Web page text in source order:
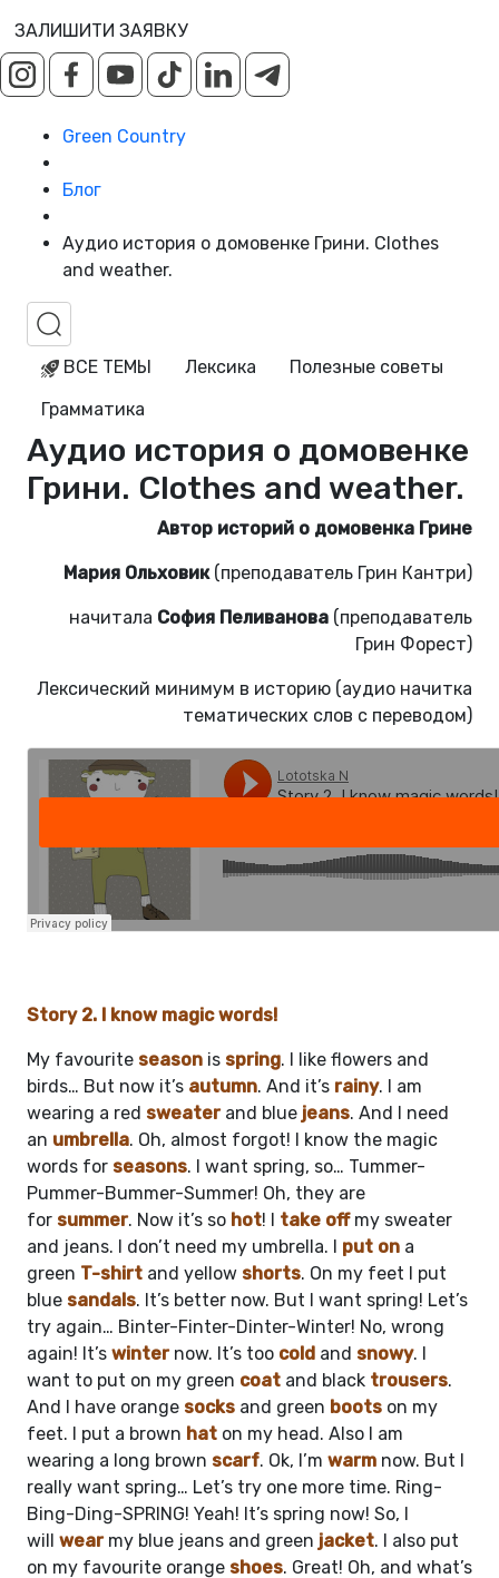
ЗАЛИШИТИ ЗАЯВКУ
Green Country
Блог
Aудио история о домовенке Грини. Clothes
and weather.
ВСЕ ТЕМЫ Лексика
Полезные советы
Грамматика
Aудио история о домовенке
Грини. Clothes and weather.
Автор историй о домовенка Грине
Мария Ольховик(преподаватель Грин Кантри)
начитала София Пеливанова (преподаватель
Грин Форест)
Лексический минимум в историю (аудио начитка
тематических слов с переводом)
Story 2. I know magic words!
My favourite season is spring. I like flowers and
birds… But now it’s autumn. And it’s rainy. I am
wearing a red sweaterand blue jeans. And I need
an umbrella. Oh, almost forgot! I know the magic
words for seasons. I want spring, so… Tummer-
Pummer-Bummer-Summer! Oh, they are
for summer. Now it’s so hot! I take off my sweater
and jeans. I don’t need my umbrella. I put on a
green T-shirt and yellow shorts. On my feet I put
blue sandals. It’s better now. But I want spring! Let’s
try again… Binter-Finter-Dinter-Winter! No, wrong
again! It’s winternow. It’s too cold and snowy. I
want to put on my green coat and black trousers.
And I have orange socks and green boots on my
feet. I put a brown hat on my head. Also I am
wearing a long brown scarf. Ok, I’m warm now. But I
really want spring… Let’s try one more time. Ring-
Bing-Ding-SPRING! Yeah! It’s spring now! So, I
will wearmy blue jeans and green jacket. I also put
on my favourite orange shoes. Great! Oh, and what’s